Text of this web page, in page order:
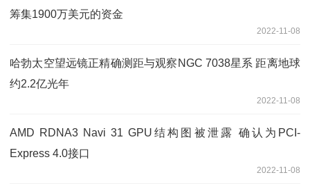
筹集1900万美元的资金
2022-11-08
哈勃太空望远镜正精确测距与观察NGC 7038星系 距离地球
约2.2亿光年
2022-11-08
AMD RDNA3 Navi 31 GPU结构图被泄露 确认为PCI-
Express 4.0接口
2022-11-08